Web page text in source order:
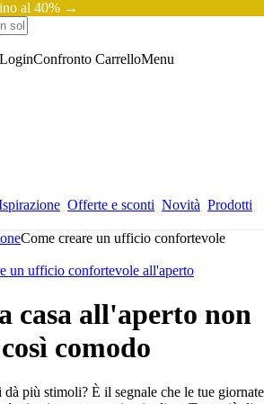
al 40% →
LoginConfronto CarrelloMenu
Offerte e sconti Novità Prodotti
Come creare un ufficio confortevole
un ufficio confortevole all'aperto
casa all'aperto non
comodo
più stimoli? È il segnale che le tue giornate